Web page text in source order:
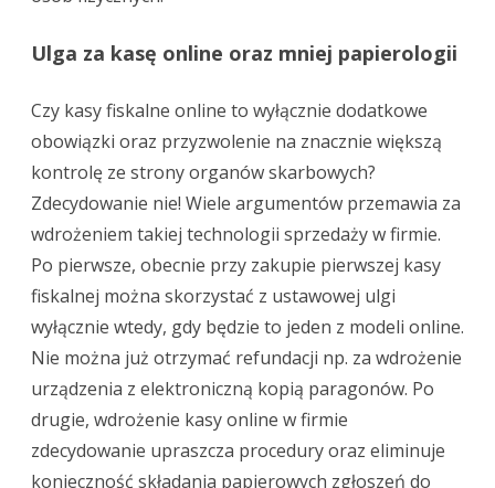
Ulga za kasę online oraz mniej papierologii
Czy kasy fiskalne online to wyłącznie dodatkowe
obowiązki oraz przyzwolenie na znacznie większą
kontrolę ze strony organów skarbowych?
Zdecydowanie nie! Wiele argumentów przemawia za
wdrożeniem takiej technologii sprzedaży w firmie.
Po pierwsze, obecnie przy zakupie pierwszej kasy
fiskalnej można skorzystać z ustawowej ulgi
wyłącznie wtedy, gdy będzie to jeden z modeli online.
Nie można już otrzymać refundacji np. za wdrożenie
urządzenia z elektroniczną kopią paragonów. Po
drugie, wdrożenie kasy online w firmie
zdecydowanie upraszcza procedury oraz eliminuje
konieczność składania papierowych zgłoszeń do